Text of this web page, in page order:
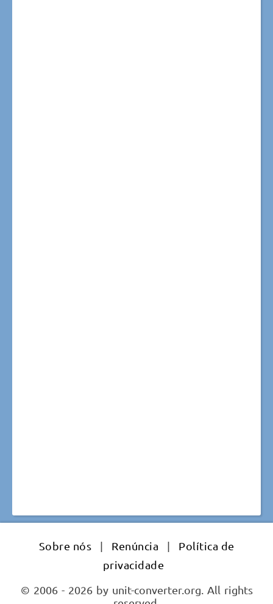
Sobre nós | Renúncia |
Política de
privacidade
© 2006 - 2026 by unit-converter.org. All rights